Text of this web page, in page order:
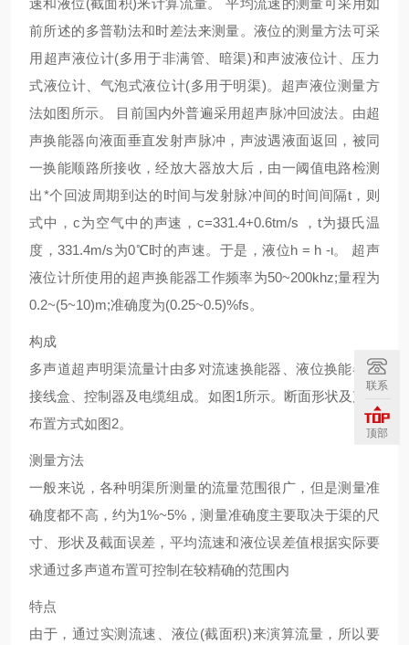
速和液位(截面积)来计算流量。 平均流速的测量可采用如
前所述的多普勒法和时差法来测量。液位的测量方法可采
用超声液位计(多用于非满管、暗渠)和声波液位计、压力
式液位计、气泡式液位计(多用于明渠)。超声液位测量方
法如图所示。 目前国内外普遍采用超声脉冲回波法。由超
声换能器向液面垂直发射声脉冲，声波遇液面返回，被同
一换能顺路所接收，经放大器放大后，由一阈值电路检测
出*个回波周期到达的时间与发射脉冲间的时间间隔t，则
式中，c为空气中的声速，c=331.4+0.6tm/s ，t为摄氏温
度，331.4m/s为0℃时的声速。于是，液位h = h -ι。 超声
液位计所使用的超声换能器工作频率为50~200khz;量程为
0.2~(5~10)m;准确度为(0.25~0.5)%fs。
构成
多声道超声明渠流量计由多对流速换能器、液位换能器、
接线盒、控制器及电缆组成。如图1所示。断面形状及声道
布置方式如图2。
测量方法
一般来说，各种明渠所测量的流量范围很广，但是测量准
确度都不高，约为1%~5%，测量准确度主要取决于渠的尺
寸、形状及截面误差，平均流速和液位误差值根据实际要
求通过多声道布置可控制在较精确的范围内
特点
由于，通过实测流速、液位(截面积)来演算流量，所以要
联系
顶部